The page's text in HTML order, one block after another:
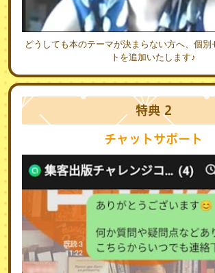
どうしても本のテーマが決まらない方へ、個別
トを追加いたします♪
特典 2
チャットサポート